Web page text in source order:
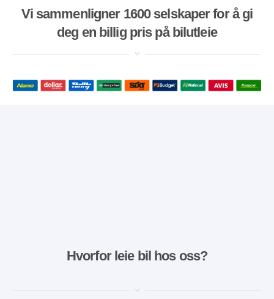
Vi sammenligner 1600 selskaper for å gi
deg en billig pris på bilutleie
Hvorfor leie bil hos oss?